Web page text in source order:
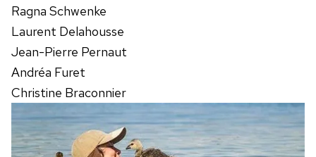
Ragna Schwenke
Laurent Delahousse
Jean-Pierre Pernaut
Andréa Furet
Christine Braconnier